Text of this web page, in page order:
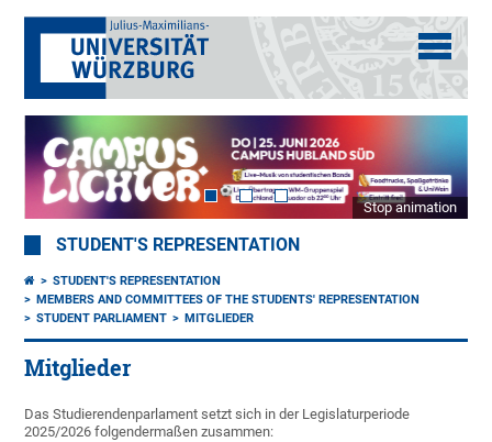
Stop animation
STUDENT'S REPRESENTATION
STUDENT'S REPRESENTATION
MEMBERS AND COMMITTEES OF THE STUDENTS' REPRESENTATION
STUDENT PARLIAMENT
MITGLIEDER
Mitglieder
Das Studierendenparlament setzt sich in der Legislaturperiode
2025/2026 folgendermaßen zusammen: